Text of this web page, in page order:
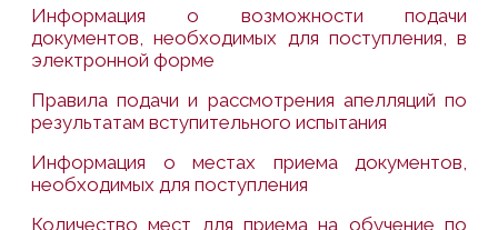
Информация о возможности подачи
документов, необходимых для поступления, в
электронной форме
Правила подачи и рассмотрения апелляций по
результатам вступительного испытания
Информация о местах приема документов,
необходимых для поступления
Количество мест для приема на обучение по